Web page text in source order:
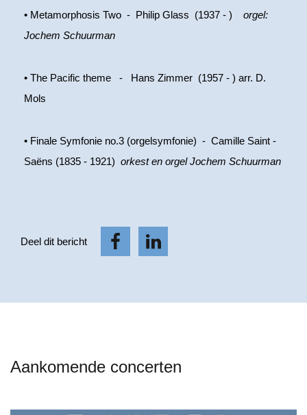
• Metamorphosis Two - Philip Glass (1937 - ) orgel:
Jochem Schuurman
• The Pacific theme - Hans Zimmer (1957 - ) arr. D.
Mols
• Finale Symfonie no.3 (orgelsymfonie) - Camille Saint -
Saëns (1835 - 1921) orkest en orgel Jochem Schuurman
Deel dit bericht
Aankomende concerten